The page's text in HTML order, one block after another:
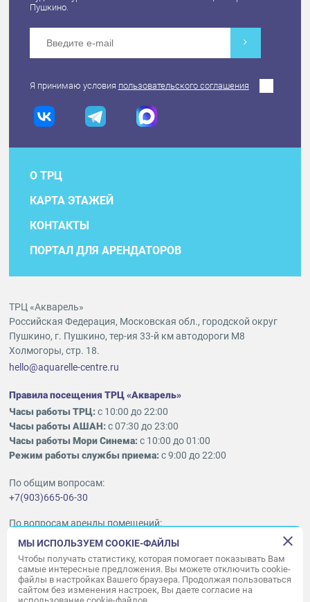
Пушкино.
Я принимаю условия пользовательского соглашения
О ТРЦ
КАРТА ЭТАЖЕЙ
КОНТАКТЫ
ПОРТАЛ ДЛЯ АРЕНДАТОРОВ
ТРЦ «Акварель»
Российская Федерация, Московская обл., городской округ
Пушкино, г. Пушкино, тер-ия 33-й км автодороги М8
Холмогоры, стр. 18.
hello@aquarelle-centre.ru
Правила посещения ТРЦ «Акварель»
Часы работы ТРЦ:с 10:00 до 22:00
Часы работы АШАН:с 07:30 до 23:00
Часы работы Мори Синема:с 10:00 до 01:00
Режим работы службы приема:с 9:00 до 22:00
По общим вопросам:
+7(903)665-06-30
По вопросам аренды помещений:
ukleykina@nhood.com
+7(903)665-98-78
© ООО «Акварель» 2010–2026.
МЫ ИСПОЛЬЗУЕМ COOKIE-ФАЙЛЫ
Чтобы получать статистику, которая помогает показывать Вам
самые интересные предложения. Вы можете отключить cookie-
файлы в настройках Вашего браузера. Продолжая пользоваться
сайтом без изменения настроек, Вы даете согласие на